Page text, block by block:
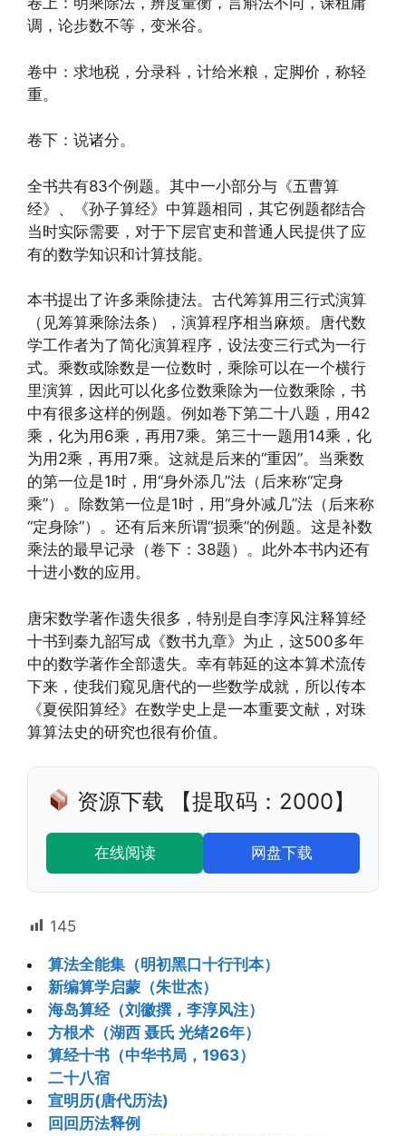
调，论步数不等，变米谷。
卷中：求地税，分录科，计给米粮，定脚价，称轻
重。
卷下：说诸分。
全书共有83个例题。其中一小部分与《五曹算
经》、《孙子算经》中算题相同，其它例题都结合
当时实际需要，对于下层官吏和普通人民提供了应
有的数学知识和计算技能。
本书提出了许多乘除捷法。古代筹算用三行式演算
（见筹算乘除法条），演算程序相当麻烦。唐代数
学工作者为了简化演算程序，设法变三行式为一行
式。乘数或除数是一位数时，乘除可以在一个横行
里演算，因此可以化多位数乘除为一位数乘除，书
中有很多这样的例题。例如卷下第二十八题，用42
乘，化为用6乘，再用7乘。第三十一题用14乘，化
为用2乘，再用7乘。这就是后来的“重因”。当乘数
的第一位是1时，用“身外添几”法（后来称“定身
乘”）。除数第一位是1时，用“身外减几”法（后来称
“定身除”）。还有后来所谓“损乘”的例题。这是补数
乘法的最早记录（卷下：38题）。此外本书内还有
十进小数的应用。
唐宋数学著作遗失很多，特别是自李淳风注释算经
十书到秦九韶写成《数书九章》为止，这500多年
中的数学著作全部遗失。幸有韩延的这本算术流传
下来，使我们窥见唐代的一些数学成就，所以传本
《夏侯阳算经》在数学史上是一本重要文献，对珠
算算法史的研究也很有价值。
资源下载 【提取码：2000】
在线阅读 网盘下载
145
算法全能集（明初黑口十行刊本）
新编算学启蒙（朱世杰）
海岛算经（刘徽撰，李淳风注）
方根术（湖西 聂氏 光绪26年）
算经十书（中华书局，1963）
二十八宿
宣明历(唐代历法)
回回历法释例